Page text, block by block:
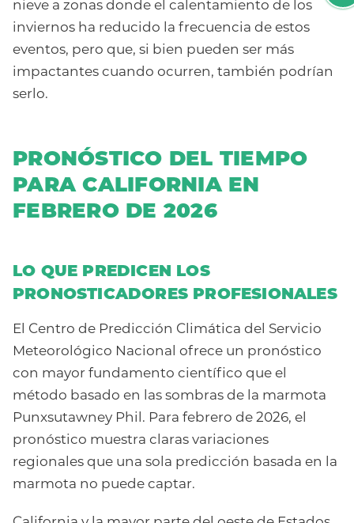
nieve a zonas donde el calentamiento de los
inviernos ha reducido la frecuencia de estos
eventos, pero que, si bien pueden ser más
impactantes cuando ocurren, también podrían
serlo.
PRONÓSTICO DEL TIEMPO
PARA CALIFORNIA EN
FEBRERO DE 2026
LO QUE PREDICEN LOS
PRONOSTICADORES PROFESIONALES
El Centro de Predicción Climática del Servicio
Meteorológico Nacional ofrece un pronóstico
con mayor fundamento científico que el
método basado en las sombras de la marmota
Punxsutawney Phil. Para febrero de 2026, el
pronóstico muestra claras variaciones
regionales que una sola predicción basada en la
marmota no puede captar.